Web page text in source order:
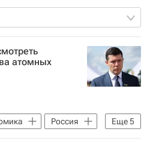
атомных
Еще5
Россия